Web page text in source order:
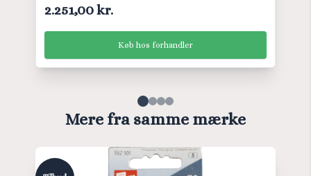
2.251,00 kr.
Køb hos forhandler
Mere fra samme mærke